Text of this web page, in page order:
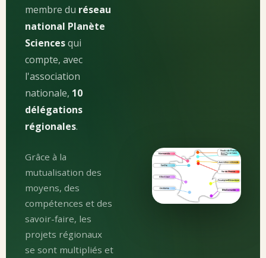
membre du réseau
national Planète
Sciencesqui
compte, avec
l'association
nationale, 10
délégations
régionales.
Grâce à la
mutualisation des
moyens, des
compétences et des
savoir-faire, les
projets régionaux
se sont multipliés et